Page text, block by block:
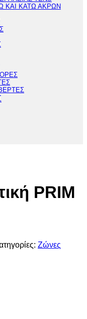
ΚΑΙ ΚΑΤΩ ΑΚΡΩΝ
PRIM
Ζώνες